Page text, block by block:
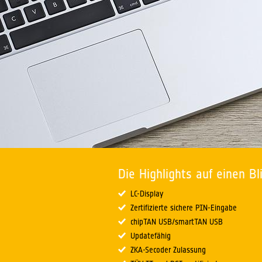
Die Highlights auf einen
LC-Display
Zertifizierte sichere PIN-Eingabe
chipTAN USB/smartTAN USB
Updatefähig
ZKA-Secoder Zulassung